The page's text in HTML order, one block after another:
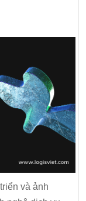
và ảnh